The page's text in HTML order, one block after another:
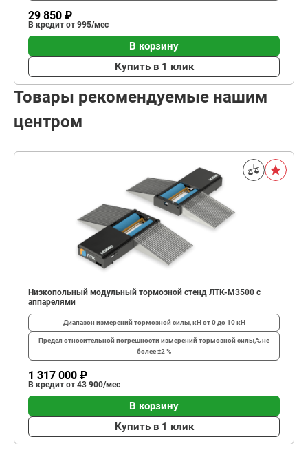
29 850 ₽
В кредит от 995/мес
В корзину
Купить в 1 клик
Товары рекомендуемые нашим
центром
Низкопольный модульный тормозной стенд ЛТК-М3500 с
аппарелями
Диапазон измерений тормозной силы, кНот 0 до 10 кН
Предел относительной погрешности измерений тормозной силы,%не
более ±2 %
1 317 000 ₽
В кредит от 43 900/мес
В корзину
Купить в 1 клик